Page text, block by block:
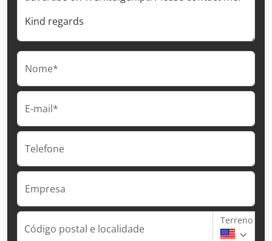
Nome*
E-mail*
Telefone
Empresa
Código postal e localidade
Terreno